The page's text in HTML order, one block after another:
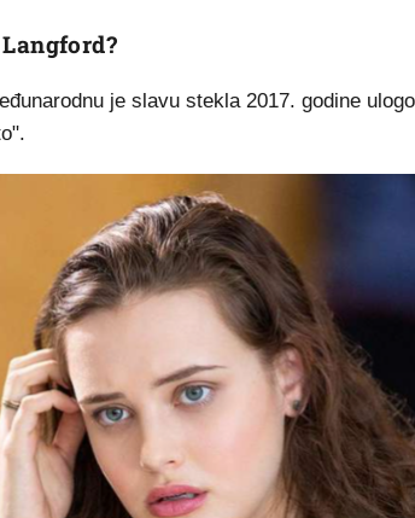
je slavu stekla 2017. godine